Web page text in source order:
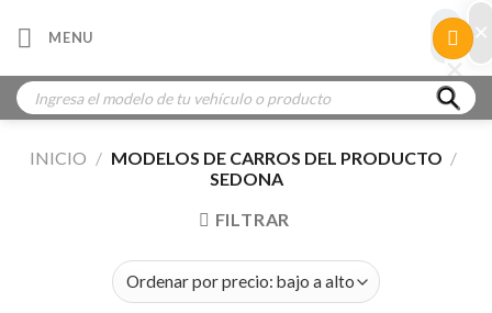
MENU
Búsqueda
de
productos
INICIO / MODELOS DE CARROS DEL PRODUCTO /
SEDONA
FILTRAR
×
×
×
×